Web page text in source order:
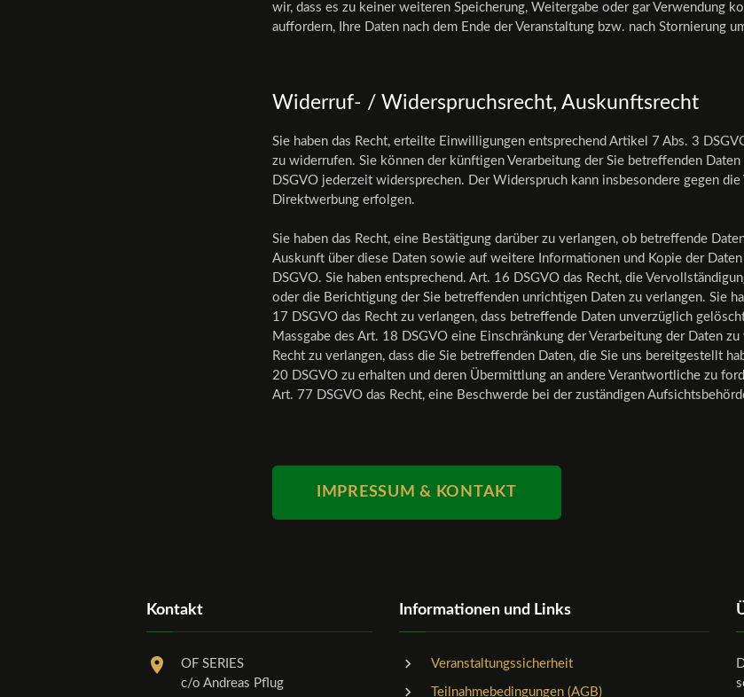
wir, dass es zu keiner weiteren Speicherung, Weitergabe oder gar Verwendung
auffordern, Ihre Daten nach dem Ende der Veranstaltung bzw. nach Stornierung
Widerruf- / Widerspruchsrecht, Auskunftsrecht
Sie haben das Recht, erteilte Einwilligungen entsprechend Artikel 7 Abs. 3
zu widerrufen. Sie können der künftigen Verarbeitung der Sie betreffenden Daten
DSGVO jederzeit widersprechen. Der Widerspruch kann insbesondere gegen
Direktwerbung erfolgen.
Sie haben das Recht, eine Bestätigung darüber zu verlangen, ob betreffende
Auskunft über diese Daten sowie auf weitere Informationen und Kopie der
DSGVO. Sie haben entsprechend. Art. 16 DSGVO das Recht, die
oder die Berichtigung der Sie betreffenden unrichtigen Daten zu verlangen. Sie
17 DSGVO das Recht zu verlangen, dass betreffende Daten unverzüglich
Massgabe des Art. 18 DSGVO eine Einschränkung der Verarbeitung der Daten zu
Recht zu verlangen, dass die Sie betreffenden Daten, die Sie uns bereitgestellt
20 DSGVO zu erhalten und deren Übermittlung an andere Verantwortliche zu
Art. 77 DSGVO das Recht, eine Beschwerde bei der zuständigen
IMPRESSUM & KONTAKT
Kontakt
OF SERIES
c/o Andreas Pflug
Informationen und Links
Veranstaltungssicherheit
Teilnahmebedingungen (AGB)